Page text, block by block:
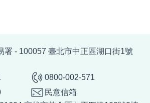
署 - 100057 臺北市中正區湖口街1號
0800-002-571
民意信箱